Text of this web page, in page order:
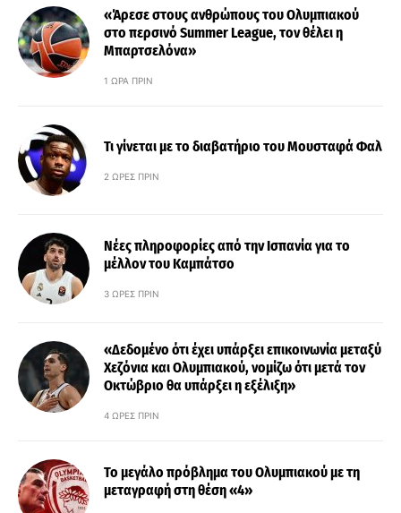
«Άρεσε στους ανθρώπους του Ολυμπιακού
στο περσινό Summer League, τον θέλει η
Μπαρτσελόνα»
1 ΏΡΑ ΠΡΙΝ
Τι γίνεται με το διαβατήριο του Μουσταφά Φαλ
2 ΏΡΕΣ ΠΡΙΝ
Νέες πληροφορίες από την Ισπανία για το
μέλλον του Καμπάτσο
3 ΏΡΕΣ ΠΡΙΝ
«Δεδομένο ότι έχει υπάρξει επικοινωνία μεταξύ
Χεζόνια και Ολυμπιακού, νομίζω ότι μετά τον
Οκτώβριο θα υπάρξει η εξέλιξη»
4 ΏΡΕΣ ΠΡΙΝ
Το μεγάλο πρόβλημα του Ολυμπιακού με τη
μεταγραφή στη θέση «4»